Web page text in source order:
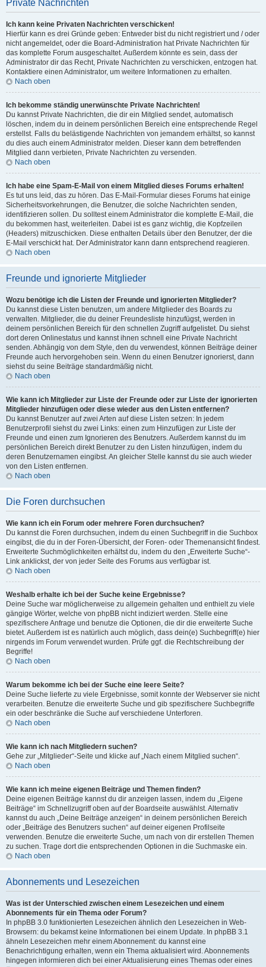
Private Nachrichten
Ich kann keine Privaten Nachrichten verschicken!
Hierfür kann es drei Gründe geben: Entweder bist du nicht registriert und / oder
nicht angemeldet, oder die Board-Administration hat Private Nachrichten für
das komplette Forum ausgeschaltet. Außerdem könnte es sein, dass der
Administrator dir das Recht, Private Nachrichten zu verschicken, entzogen hat.
Kontaktiere einen Administrator, um weitere Informationen zu erhalten.
Nach oben
Ich bekomme ständig unerwünschte Private Nachrichten!
Du kannst Private Nachrichten, die dir ein Mitglied sendet, automatisch
löschen, indem du in deinem persönlichen Bereich eine entsprechende Regel
erstellst. Falls du belästigende Nachrichten von jemandem erhältst, so kannst
du dies auch einem Administrator melden. Dieser kann dem betreffenden
Mitglied dann verbieten, Private Nachrichten zu versenden.
Nach oben
Ich habe eine Spam-E-Mail von einem Mitglied dieses Forums erhalten!
Es tut uns leid, das zu hören. Das E-Mail-Formular dieses Forums hat einige
Sicherheitsvorkehrungen, die Benutzer, die solche Nachrichten senden,
identifizieren sollen. Du solltest einem Administrator die komplette E-Mail, die
du bekommen hast, weiterleiten. Dabei ist es ganz wichtig, die Kopfzeilen
(Headers) mitzuschicken. Diese enthalten Details über den Benutzer, der die
E-Mail verschickt hat. Der Administrator kann dann entsprechend reagieren.
Nach oben
Freunde und ignorierte Mitglieder
Wozu benötige ich die Listen der Freunde und ignorierten Mitglieder?
Du kannst diese Listen benutzen, um andere Mitglieder des Boards zu
verwalten. Mitglieder, die du deiner Freundesliste hinzufügst, werden in
deinem persönlichen Bereich für den schnellen Zugriff aufgelistet. Du siehst
dort deren Onlinestatus und kannst ihnen schnell eine Private Nachricht
senden. Abhängig von dem Style, den du verwendest, können Beiträge deiner
Freunde auch hervorgehoben sein. Wenn du einen Benutzer ignorierst, dann
siehst du seine Beiträge standardmäßig nicht.
Nach oben
Wie kann ich Mitglieder zur Liste der Freunde oder zur Liste der ignorierten
Mitglieder hinzufügen oder diese wieder aus den Listen entfernen?
Du kannst Benutzer auf zwei Arten auf diese Listen setzen: In jedem
Benutzerprofil siehst du zwei Links: einen zum Hinzufügen zur Liste der
Freunde und einen zum Ignorieren des Benutzers. Außerdem kannst du im
persönlichen Bereich direkt Benutzer zu den Listen hinzufügen, indem du
deren Benutzernamen eingibst. An gleicher Stelle kannst du sie auch wieder
von den Listen entfernen.
Nach oben
Die Foren durchsuchen
Wie kann ich ein Forum oder mehrere Foren durchsuchen?
Du kannst die Foren durchsuchen, indem du einen Suchbegriff in die Suchbox
eingibst, die du in der Foren-Übersicht, der Foren- oder Themenansicht findest.
Erweiterte Suchmöglichkeiten erhältst du, indem du den „Erweiterte Suche“-
Link anklickst, der von jeder Seite des Forums aus verfügbar ist.
Nach oben
Weshalb erhalte ich bei der Suche keine Ergebnisse?
Deine Suche war möglicherweise zu allgemein gehalten und enthielt zu viele
gängige Wörter, welche von phpBB nicht indiziert werden. Stelle eine
spezifischere Anfrage und benutze die Optionen, die dir die erweiterte Suche
bietet. Außerdem ist es natürlich auch möglich, dass dein(e) Suchbegriff(e) hier
nirgends im Forum verwendet wurden. Prüfe ggf. die Rechtschreibung der
Begriffe!
Nach oben
Warum bekomme ich bei der Suche eine leere Seite?
Deine Suche lieferte zu viele Ergebnisse, somit konnte der Webserver sie nicht
verarbeiten. Benutze die erweiterte Suche und gib spezifischere Suchbegriffe
ein oder beschränke die Suche auf verschiedene Unterforen.
Nach oben
Wie kann ich nach Mitgliedern suchen?
Gehe zur „Mitglieder“-Seite und klicke auf „Nach einem Mitglied suchen“.
Nach oben
Wie kann ich meine eigenen Beiträge und Themen finden?
Deine eigenen Beiträge kannst du dir anzeigen lassen, indem du „Eigene
Beiträge“ im Schnellzugriff oben auf der Boardseite auswählst. Alternativ
kannst du auch „Deine Beiträge anzeigen“ in deinem persönlichen Bereich
oder „Beiträge des Benutzers suchen“ auf deiner eigenen Profilseite
verwenden. Benutze die erweiterte Suche, um nach von dir erstellen Themen
zu suchen. Trage dort die entsprechenden Optionen in die Suchmaske ein.
Nach oben
Abonnements und Lesezeichen
Was ist der Unterschied zwischen einem Lesezeichen und einem
Abonnements für ein Thema oder Forum?
In phpBB 3.0 funktionierten Lesezeichen ähnlich den Lesezeichen in Web-
Browsern: du bekamst keine Informationen bei einem Update. In phpBB 3.1
ähneln Lesezeichen mehr einem Abonnement: du kannst eine
Benachrichtigung erhalten, wenn ein Thema aktualisiert wird. Abonnements
hingegen informieren dich bei einer Aktualisierung eines Themas oder eines